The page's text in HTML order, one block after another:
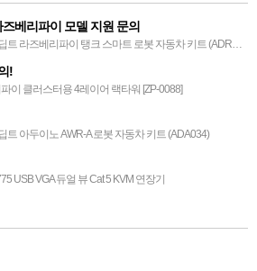
베리파이 모델 지원 문의
트 라즈베리파이 탱크 스마트 로봇 자동차 키트 (ADR013)
!
이 클러스터용 4레이어 랙타워 [ZP-0088]
트 아두이노 AWR-A 로봇 자동차 키트 (ADA034)
USB VGA 듀얼 뷰 Cat 5 KVM 연장기